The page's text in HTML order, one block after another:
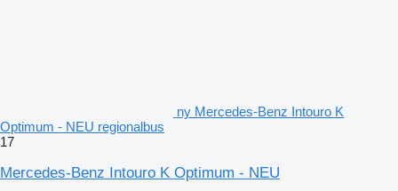
ny Mercedes-Benz Intouro K
Optimum - NEU regionalbus
17
Mercedes-Benz Intouro K Optimum - NEU